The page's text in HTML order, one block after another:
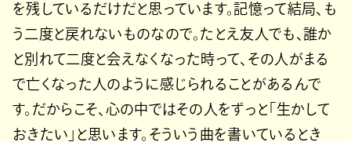
を残しているだけだと思っています。記憶って結局、も
う二度と戻れないものなので。たとえ友人でも、誰か
と別れて二度と会えなくなった時って、その人がまる
で亡くなった人のように感じられることがあるんで
す。だからこそ、心の中ではその人をずっと「生かして
おきたい」と思います。そういう曲を書いているとき